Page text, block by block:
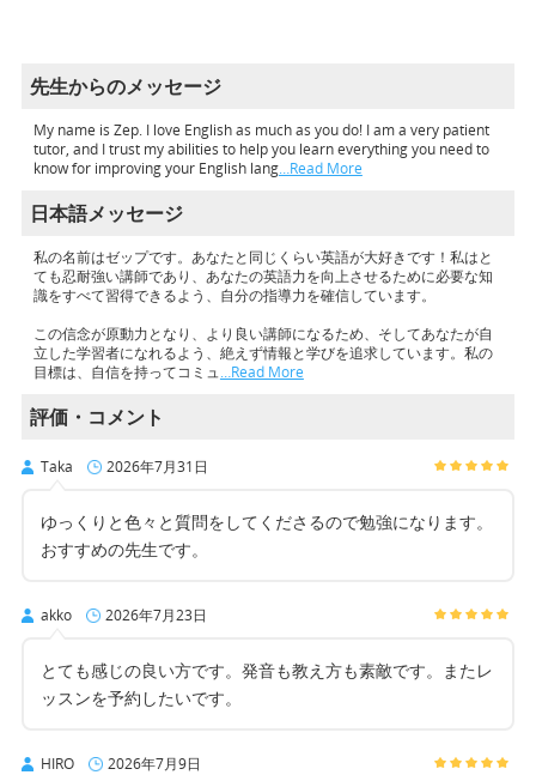
先生からのメッセージ
My name is Zep. I love English as much as you do! I am a very patient
tutor, and I trust my abilities to help you learn everything you need to
know for improving your English lang…Read More
日本語メッセージ
私の名前はゼップです。あなたと同じくらい英語が大好きです！私はと
ても忍耐強い講師であり、あなたの英語力を向上させるために必要な知
識をすべて習得できるよう、自分の指導力を確信しています。
この信念が原動力となり、より良い講師になるため、そしてあなたが自
立した学習者になれるよう、絶えず情報と学びを追求しています。私の
目標は、自信を持ってコミュ…Read More
評価・コメント
Taka 2026年7月31日
ゆっくりと色々と質問をしてくださるので勉強になります。
おすすめの先生です。
akko 2026年7月23日
とても感じの良い方です。発音も教え方も素敵です。またレ
ッスンを予約したいです。
HIRO 2026年7月9日